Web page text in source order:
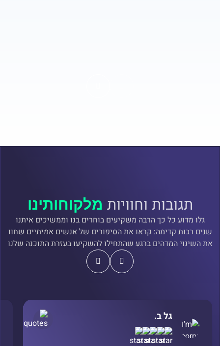
תגובות וחוויות מלקוחותינו
גלו מדוע כל כך הרבה משקיעים בוחרים בנו וממשיכים איתנו
שנים רבות קדימה: קראו את הסיפורים של אנשים אמיתיים שחוו
את השינוי המדהים ברגע שהתחילו להשקיעו בעזרת התוכנה שלנו
גל ב.